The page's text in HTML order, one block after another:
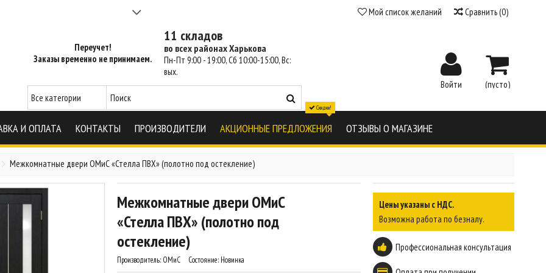
3 часа - SM Харьков Сравнить(0)
Мой список желаний
Переучет!
Заказы временно не принимаем.
11 складов
во всех районах Харькова
Пн-Пт 9:00 - 19:00, Сб 10:00-15:00, Вс:
вых.
(пусто)
Войти
И ОПЛАТА КОНТАКТЫ ПРОИЗВОДИТЕЛИ АКЦИОННЫЕ ПРЕДЛОЖЕНИЯ
Скидки!
ОТЗЫВЫ О МАГАЗИНЕ
Межкомнатные двери ОМиС «Стелла ПВХ» (полотно под остекление)
Межкомнатные двери ОМиС
«Стелла ПВХ» (полотно под
остекление)
Производитель: ОМиС Состояние: Новинка
Цены указаны с НДС.
Возможна работа по безналу.
Профессиональная консультация